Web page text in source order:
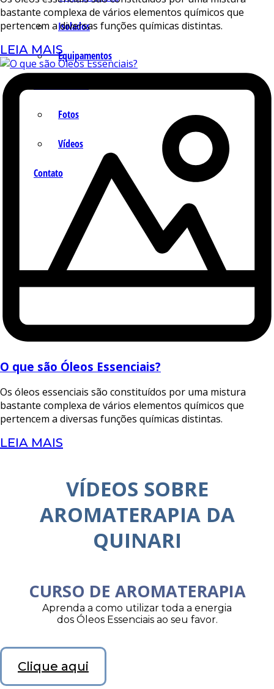
Isolados
Equipamentos
Fotos
Vídeos
Contato
bastante complexa de vários elementos químicos que
pertencem a diversas funções químicas distintas.
LEIA MAIS
O que são Óleos Essenciais?
Os óleos essenciais são constituídos por uma mistura
bastante complexa de vários elementos químicos que
pertencem a diversas funções químicas distintas.
LEIA MAIS
VÍDEOS SOBRE
AROMATERAPIA DA
QUINARI
CURSO DE AROMATERAPIA
Aprenda a como utilizar toda a energia
dos Óleos Essenciais ao seu favor.
Clique aqui